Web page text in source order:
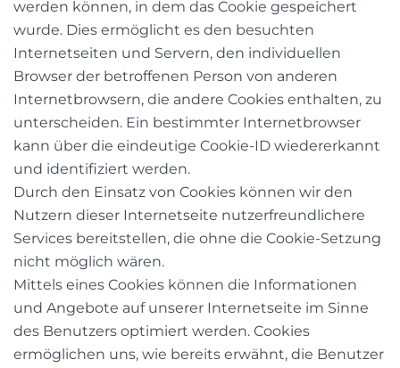
werden können, in dem das Cookie gespeichert
wurde. Dies ermöglicht es den besuchten
Internetseiten und Servern, den individuellen
Browser der betroffenen Person von anderen
Internetbrowsern, die andere Cookies enthalten, zu
unterscheiden. Ein bestimmter Internetbrowser
kann über die eindeutige Cookie-ID wiedererkannt
und identifiziert werden.
Durch den Einsatz von Cookies können wir den
Nutzern dieser Internetseite nutzerfreundlichere
Services bereitstellen, die ohne die Cookie-Setzung
nicht möglich wären.
Mittels eines Cookies können die Informationen
und Angebote auf unserer Internetseite im Sinne
des Benutzers optimiert werden. Cookies
ermöglichen uns, wie bereits erwähnt, die Benutzer